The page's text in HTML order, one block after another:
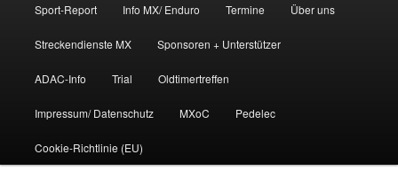
Sport-Report Info MX/ Enduro Termine Über uns
Streckendienste MX Sponsoren + Unterstützer
ADAC-Info Trial Oldtimertreffen
Impressum/ Datenschutz MXoC Pedelec
Cookie-Richtlinie (EU)